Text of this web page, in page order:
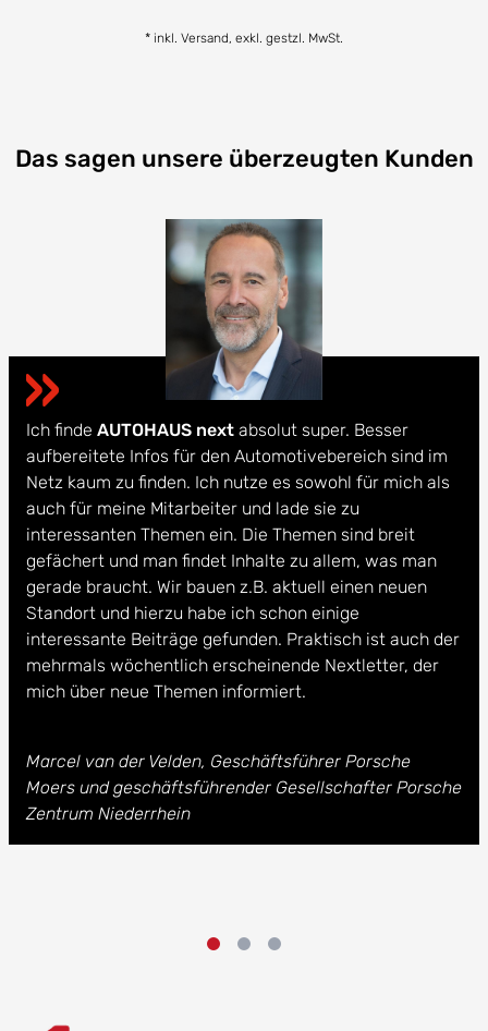
* inkl. Versand, exkl. gestzl. MwSt.
Das sagen unsere überzeugten Kunden
Ich finde AUTOHAUS next absolut super. Besser
aufbereitete Infos für den Automotivebereich sind im
Netz kaum zu finden. Ich nutze es sowohl für mich als
auch für meine Mitarbeiter und lade sie zu
interessanten Themen ein. Die Themen sind breit
gefächert und man findet Inhalte zu allem, was man
gerade braucht. Wir bauen z.B. aktuell einen neuen
Standort und hierzu habe ich schon einige
interessante Beiträge gefunden. Praktisch ist auch der
mehrmals wöchentlich erscheinende Nextletter, der
mich über neue Themen informiert.
Marcel van der Velden, Geschäftsführer Porsche
Moers und geschäftsführender Gesellschafter Porsche
Zentrum Niederrhein